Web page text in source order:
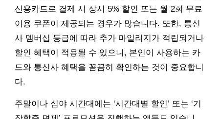
신용카드로 결제 시 상시 5% 할인 또는 월 2회 무료
이용 쿠폰이 제공되는 경우가 많습니다. 또한, 통신
사 멤버십 등급에 따라 추가 마일리지가 적립되거나
할인 혜택이 적용될 수 있으니, 본인이 사용하는 카
드와 통신사 혜택을 꼼꼼히 확인하는 것이 중요합니
다.
주말이나 심야 시간대에는 ‘시간대별 할인’ 또는 ‘기